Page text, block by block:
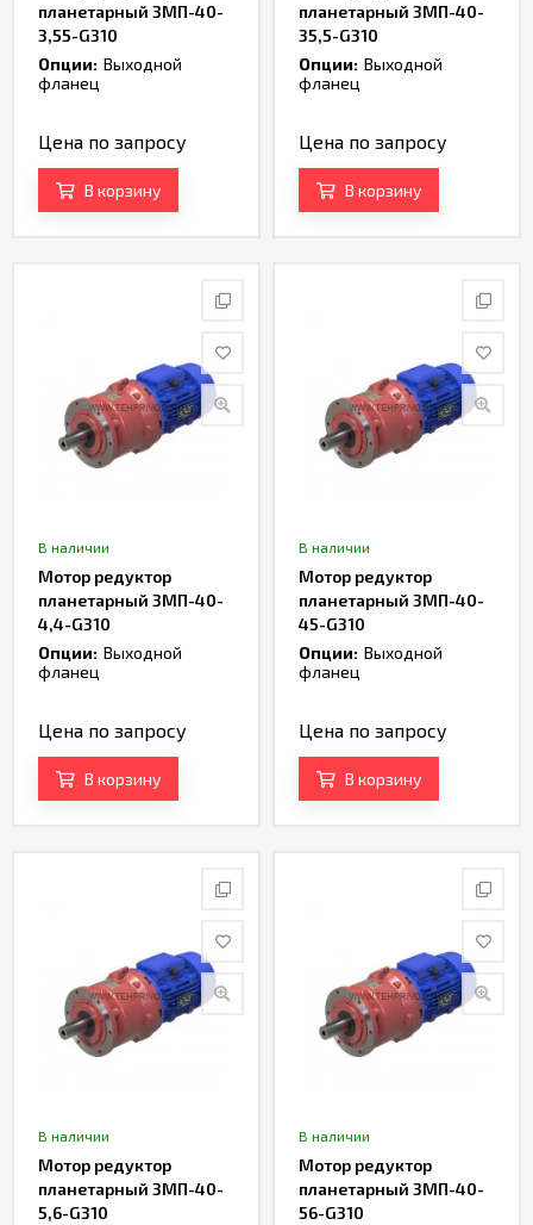
планетарный 3МП-40-
3,55-G310
Опции: Выходной
фланец
Цена по запросу
В корзину
планетарный 3МП-40-
35,5-G310
Опции: Выходной
фланец
Цена по запросу
В корзину
В наличии
Мотор редуктор
планетарный 3МП-40-
4,4-G310
Опции: Выходной
фланец
Цена по запросу
В корзину
В наличии
Мотор редуктор
планетарный 3МП-40-
45-G310
Опции: Выходной
фланец
Цена по запросу
В корзину
В наличии
Мотор редуктор
планетарный 3МП-40-
5,6-G310
В наличии
Мотор редуктор
планетарный 3МП-40-
56-G310